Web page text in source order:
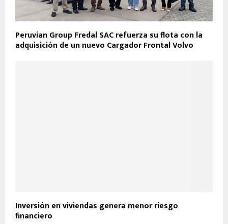
Peruvian Group Fredal SAC refuerza su flota con la
adquisición de un nuevo Cargador Frontal Volvo
Inversión en viviendas genera menor riesgo
financiero